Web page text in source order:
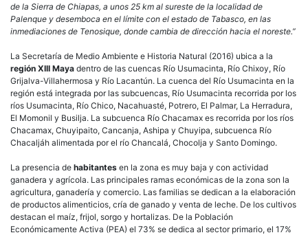
de la Sierra de Chiapas, a unos 25 km al sureste de la localidad de
Palenque y desemboca en el límite con el estado de Tabasco, en las
inmediaciones de Tenosique, donde cambia de dirección hacia el noreste.”
La Secretaría de Medio Ambiente e Historia Natural (2016) ubica a la
región XIII Maya dentro de las cuencas Río Usumacinta, Río Chixoy, Río
Grijalva-Villahermosa y Río Lacantún. La cuenca del Río Usumacinta en la
región está integrada por las subcuencas, Río Usumacinta recorrida por los
ríos Usumacinta, Río Chico, Nacahuasté, Potrero, El Palmar, La Herradura,
El Momonil y Busilja. La subcuenca Río Chacamax es recorrida por los ríos
Chacamax, Chuyipaito, Cancanja, Ashipa y Chuyipa, subcuenca Río
Chacaljáh alimentada por el río Chancalá, Chocolja y Santo Domingo.
La presencia de habitantes en la zona es muy baja y con actividad
ganadera y agrícola. Las principales ramas económicas de la zona son la
agricultura, ganadería y comercio. Las familias se dedican a la elaboración
de productos alimenticios, cría de ganado y venta de leche. De los cultivos
destacan el maíz, frijol, sorgo y hortalizas. De la Población
Económicamente Activa (PEA) el 73% se dedica al sector primario, el 17%